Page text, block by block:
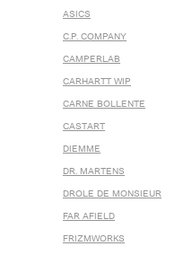
ASICS
C.P. COMPANY
CAMPERLAB
CARHARTT WIP
CARNE BOLLENTE
CASTART
DIEMME
DR. MARTENS
DROLE DE MONSIEUR
FAR AFIELD
FRIZMWORKS